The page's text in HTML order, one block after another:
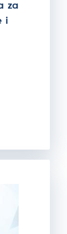
za
i